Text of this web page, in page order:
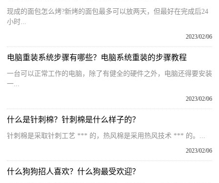
现成的面包怎么烤?新烤的面包最多可以放两天，但最好在完成后24
小时...
2023/02/06
电脑重装系统步骤有哪些？电脑系统重装的步骤教程
一台可以正常工作的电脑，除了有健全的硬件之外，电脑还得要安装
一...
2023/02/06
什么是针刺棉？针刺棉是什么样子的？
针刺棉是采取针刺工艺 *** 的，热风棉是采用热风技术 *** 的。...
2023/02/06
什么狗狗招人喜欢？什么狗最受欢迎？